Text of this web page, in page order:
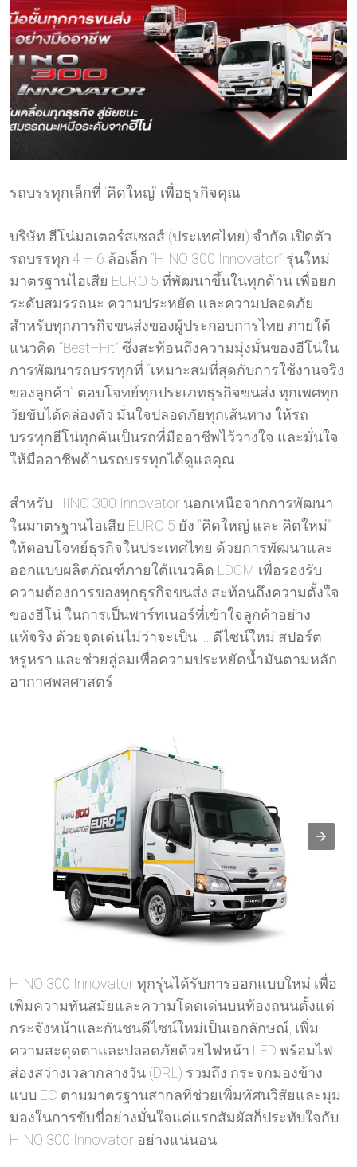
รถบรรทุกเล็กที่ ‘คิดใหญ่’ เพื่อธุรกิจคุณ
บริษัท ฮีโน่มอเตอร์สเซลส์ (ประเทศไทย) จำกัด เปิดตัว
รถบรรทุก 4 – 6 ล้อเล็ก “HINO 300 Innovator” รุ่นใหม่
มาตรฐานไอเสีย EURO 5 ที่พัฒนาขึ้นในทุกด้าน เพื่อยก
ระดับสมรรถนะ ความประหยัด และความปลอดภัย
สำหรับทุกภารกิจขนส่งของผู้ประกอบการไทย ภายใต้
แนวคิด “Best–Fit” ซึ่งสะท้อนถึงความมุ่งมั่นของฮีโน่ใน
การพัฒนารถบรรทุกที่ “เหมาะสมที่สุดกับการใช้งานจริง
ของลูกค้า” ตอบโจทย์ทุกประเภทธุรกิจขนส่ง ทุกเพศทุก
วัยขับได้คล่องตัว มั่นใจปลอดภัยทุกเส้นทาง ให้รถ
บรรทุกฮีโน่ทุกคันเป็นรถที่มืออาชีพไว้วางใจ และมั่นใจ
ให้มืออาชีพด้านรถบรรทุกได้ดูแลคุณ
สำหรับ HINO 300 Innovator นอกเหนือจากการพัฒนา
ในมาตรฐานไอเสีย EURO 5 ยัง “คิดใหญ่ และ คิดใหม่”
ให้ตอบโจทย์ธุรกิจในประเทศไทย ด้วยการพัฒนาและ
ออกแบบผลิตภัณฑ์ภายใต้แนวคิด LDCM เพื่อรองรับ
ความต้องการของทุกธุรกิจขนส่ง สะท้อนถึงความตั้งใจ
ของฮีโน่ ในการเป็นพาร์ทเนอร์ที่เข้าใจลูกค้าอย่าง
แท้จริง ด้วยจุดเด่นไม่ว่าจะเป็น … ดีไซน์ใหม่ สปอร์ต
หรูหรา และช่วยลู่ลมเพื่อความประหยัดน้ำมันตามหลัก
อากาศพลศาสตร์
HINO 300 Innovator ทุกรุ่นได้รับการออกแบบใหม่ เพื่อ
เพิ่มความทันสมัยและความโดดเด่นบนท้องถนนตั้งแต่
กระจังหน้าและกันชนดีไซน์ใหม่เป็นเอกลักษณ์, เพิ่ม
ความสะดุดตาและปลอดภัยด้วยไฟหน้า LED พร้อมไฟ
ส่องสว่างเวลากลางวัน (DRL) รวมถึง กระจกมองข้าง
แบบ EC ตามมาตรฐานสากลที่ช่วยเพิ่มทัศนวิสัยและมุม
มองในการขับขี่อย่างมั่นใจแค่แรกสัมผัสก็ประทับใจกับ
HINO 300 Innovator อย่างแน่นอน